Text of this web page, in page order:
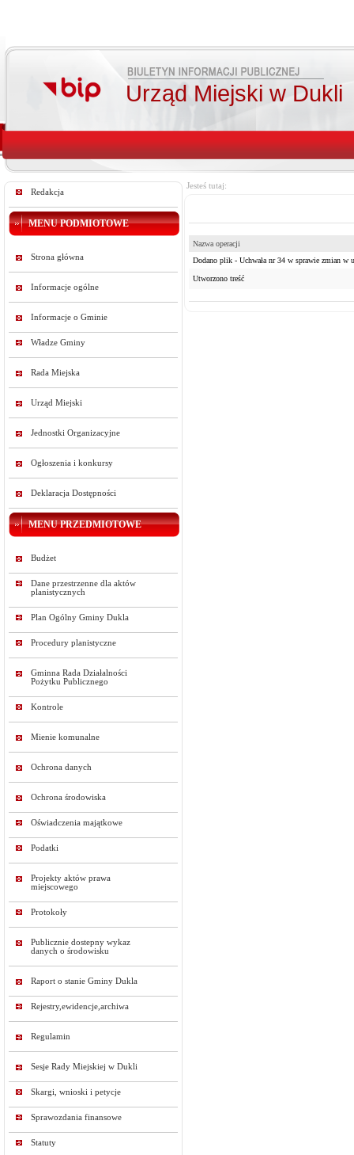
Urząd Miejski w Dukli
Redakcja
MENU PODMIOTOWE
Strona główna
Informacje ogólne
Informacje o Gminie
Władze Gminy
Rada Miejska
Urząd Miejski
Jednostki Organizacyjne
Ogłoszenia i konkursy
Deklaracja Dostępności
MENU PRZEDMIOTOWE
Budżet
Dane przestrzenne dla aktów
planistycznych
Plan Ogólny Gminy Dukla
Procedury planistyczne
Gminna Rada Działalności
Pożytku Publicznego
Kontrole
Mienie komunalne
Ochrona danych
Ochrona środowiska
Oświadczenia majątkowe
Podatki
Projekty aktów prawa
miejscowego
Protokoły
Publicznie dostepny wykaz
danych o środowisku
Raport o stanie Gminy Dukla
Rejestry,ewidencje,archiwa
Regulamin
Sesje Rady Miejskiej w Dukli
Skargi, wnioski i petycje
Sprawozdania finansowe
Statuty
Jesteś tutaj:
Nazwa operacji
Dodano plik - Uchwała nr 34 w sprawie zmian w
Utworzono treść